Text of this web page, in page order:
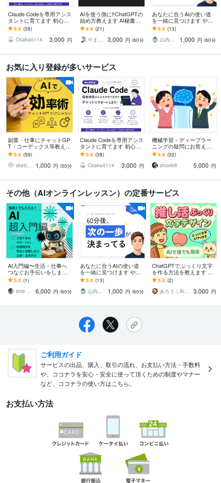
Claude Codeを専用アシス
タントに育てます 初心者
大歓迎！環境構築や用途
に合うルール・スキルを
作成します
5.0 (38)
Osaka0114
3,000 円
AIを使う側に‼ChatGPTの
始め方教えます AI秘書
化！ChatGPT使いこなし
術/基礎からリスキリング
4.9 (21)
やまさん＠生き方の知恵
3,000 円 /60分
あなたに合うAIの使い道
を一緒に見つけます やり
たいことが曖昧でも大丈
夫｜話を聞ける現役エン
ジニア
5.0 (13)
山内｜考えを整理する現役エンジニア
1,000 円 /60分
お気に入り登録が多いサービス
副業・仕事にチャットGP
T・コーデックス等教えま
す SNS自動可・業務効率
・制作など Codex他の厳
選AI
5.0 (59)
sketchnews 1,000 円 /30分
Claude Codeを専用アシス
タントに育てます 初心者
大歓迎！環境構築や用途
に合うルール・スキルを
作成します
5.0 (38)
Osaka0114
3,000 円
機械学習・ディープラー
ニングの疑問にお答えし
ます 京都大学で博士号取
得後、アメリカ研究者経
験者がお手伝い
4.9 (32)
shoebill
5,000 円
その他（AIオンラインレッスン）の定番サービス
AI入門編〜生活・仕事へ
つなぐお手伝いをします
♪AIの知識0で大丈夫！一
緒に楽しく学びましょう✨
5.0 (1)
shie＠sheeee1227
6,000 円 /60分
あなたに合うAIの使い道
を一緒に見つけます やり
たいことが曖昧でも大丈
夫｜話を聞ける現役エン
ジニア
5.0 (13)
山内｜考えを整理する現役エンジニア
1,000 円 /60分
ChatGPTでぷっくり文字
を作る方法を教えます 推
し活デザイン革命！誰で
も作れる！30のプロンプ
ト&GPTs
5.0 (2)
あろう｜Ai×デザインメンター
3,000 円
ご利用ガイド
サービスの出品、購入、取引の流れ、お支払い方法・手数料
や、ココナラを安心・安全に使って頂くための制度やマナー
など、ココナラの使い方はこちら。
お支払い方法